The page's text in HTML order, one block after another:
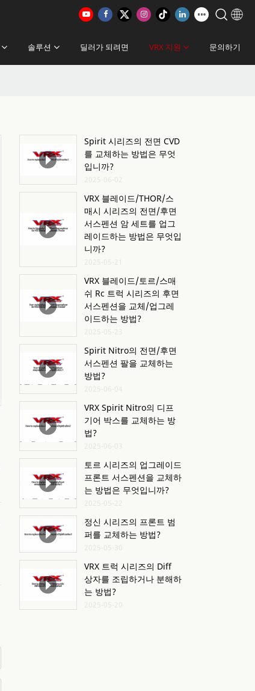
솔루션 딜러가 되려면 VRX 지원 문의하기
Spirit 시리즈의 전면 CVD
를 교체하는 방법은 무엇
입니까?
VRX 블레이드/THOR/스
매시 시리즈의 전면/후면
서스펜션 암 세트를 업그
레이드하는 방법은 무엇입
니까?
VRX 블레이드/토르/스매
쉬 Rc 트럭 시리즈의 후면
서스펜션을 교체/업그레
이드하는 방법?
Spirit Nitro의 전면/후면
서스펜션 팔을 교체하는
방법?
VRX Spirit Nitro의 디프
기어 박스를 교체하는 방
법?
토르 시리즈의 업그레이드
프론트 서스펜션을 교체하
는 방법은 무엇입니까?
정신 시리즈의 프론트 범
퍼를 교체하는 방법?
VRX 트럭 시리즈의 Diff
상자를 조립하거나 분해하
는 방법?